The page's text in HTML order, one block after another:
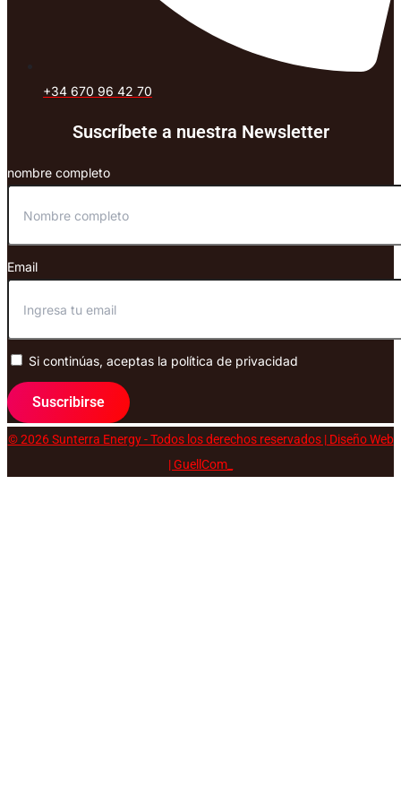
+34 670 96 42 70
Suscríbete a nuestra Newsletter
nombre completo
Email
Si continúas, aceptas la política de privacidad
Suscribirse
© 2026 Sunterra Energy - Todos los derechos reservados | Diseño Web
| GuellCom_